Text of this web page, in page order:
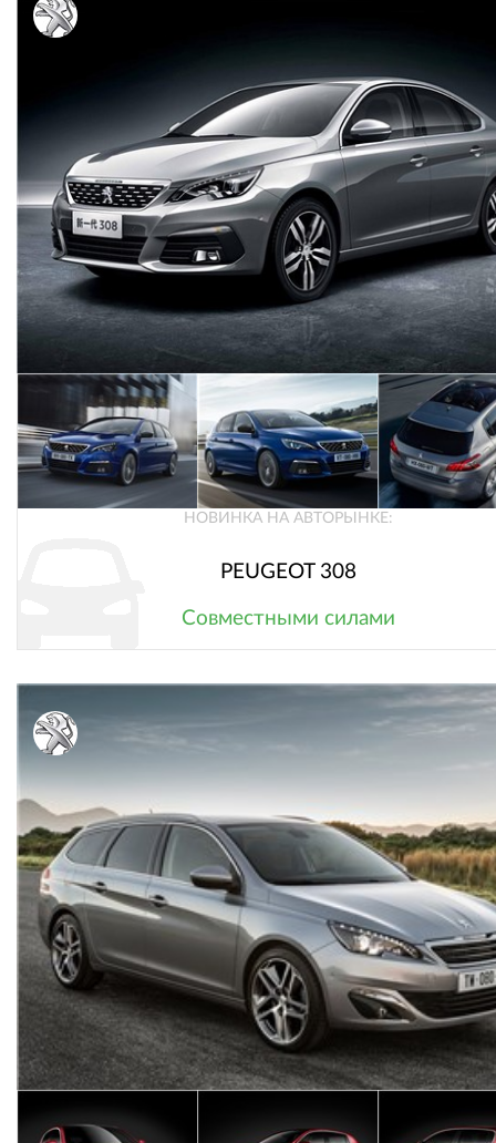
НОВИНКА НА АВТОРЫНКЕ:
PEUGEOT 308
Совместными силами